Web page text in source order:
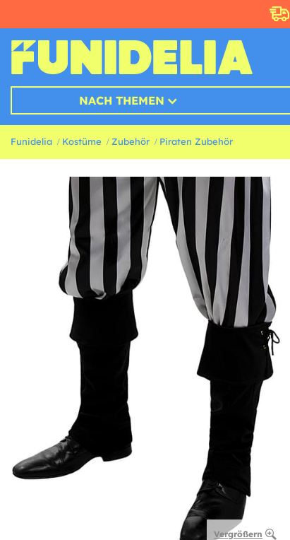
NACH THEMEN
Funidelia Kostüme Zubehör Piraten Zubehör
Vergrößern